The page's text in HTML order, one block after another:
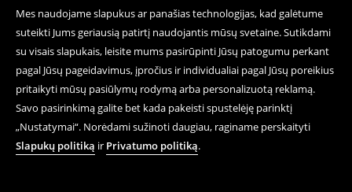
Mes naudojame slapukus ar panašias technologijas, kad galėtume
suteikti Jums geriausią patirtį naudojantis mūsų svetaine. Sutikdami
su visais slapukais, leisite mums pasirūpinti Jūsų patogumu perkant
pagal Jūsų pageidavimus, įpročius ir individualiai pagal Jūsų poreikius
pritaikyti mūsų pasiūlymų rodymą arba personalizuotą reklamą.
Savo pasirinkimą galite bet kada pakeisti spustelėję parinktį
„Nustatymai“. Norėdami sužinoti daugiau, raginame perskaityti
Slapukų politiką ir Privatumo politiką.
Sekite mus
Pagalba ir Kontaktai
E-parduotuvė